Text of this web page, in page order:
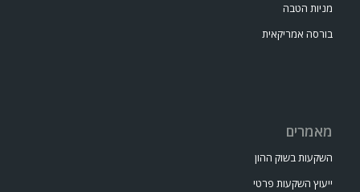
מניות הטבה
בורסה אמריקאית
מאמרים
השקעות בשוק ההון
ייעוץ השקעות פרטי